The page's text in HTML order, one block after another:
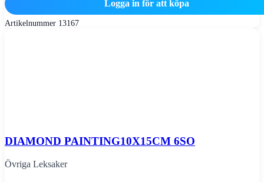
Logga in för att köpa
Artikelnummer 13167
DIAMOND PAINTING10X15CM 6SO
Övriga Leksaker